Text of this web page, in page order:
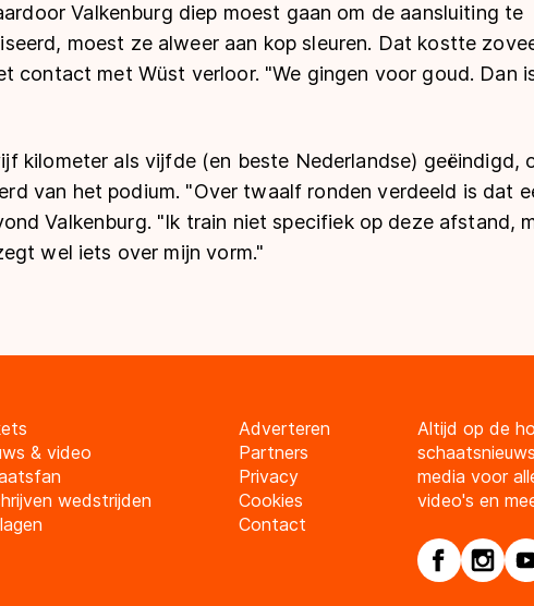
Valkenburg diep moest gaan om de aansluiting te
moest ze alweer aan kop sleuren. Dat kostte
contact met Wüst verloor. "We gingen voor goud. Dan
kilometer als vijfde (en beste Nederlandse) geëindigd,
van het podium. "Over twaalf ronden verdeeld is dat
Valkenburg. "Ik train niet specifiek op deze afstand,
wel iets over mijn vorm."
& video
wedstrijden
Adverteren
Partners
Privacy
Cookies
Contact
Altijd op de
media voor
video's en